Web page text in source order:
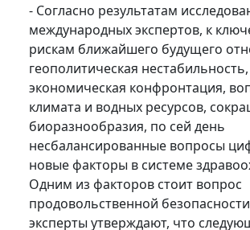
- Согласно результатам
международных экспертов, к
рискам ближайшего будущего
геополитическая нестабильность,
экономическая конфронтация,
климата и водных ресурсов,
биоразнообразия, по сей день
несбалансированные вопросы
новые факторы в системе
Одним из факторов стоит вопрос
продовольственной
эксперты утверждают, что